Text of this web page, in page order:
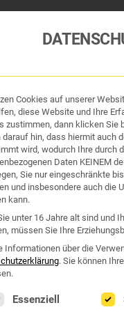
und Hygiene
Westend Online-
Cookies auf unserer
diese Website und Ihre
zustimmen, dann klicken Sie
hin, dass hiermit auch
wird, wodurch Ihre durch
Daten KEINEM
Sie nur eingeschränkte
und insbesondere auch die
kann.
unter 16 Jahre alt sind und
müssen Sie Ihre
Informationen über die
. Sie können
eine Liste der
Essenziell